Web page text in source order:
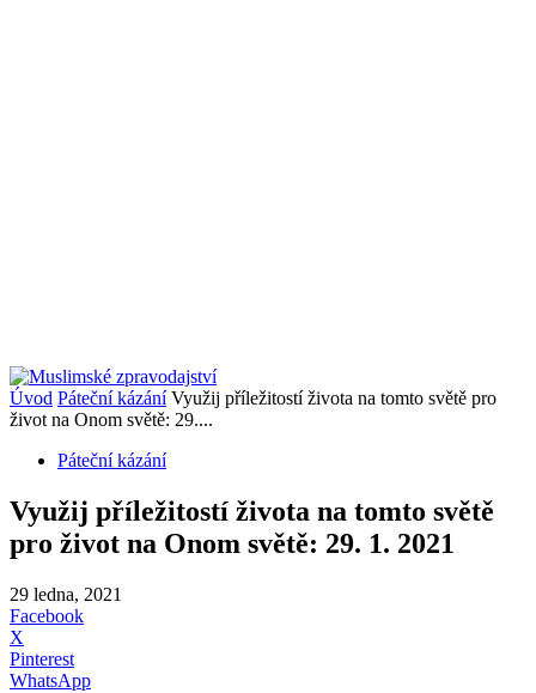
Úvod Páteční kázání Využij příležitostí života na tomto světě pro
život na Onom světě: 29....
Páteční kázání
Využij příležitostí života na tomto světě
pro život na Onom světě: 29. 1. 2021
29 ledna, 2021
Facebook
X
Pinterest
WhatsApp